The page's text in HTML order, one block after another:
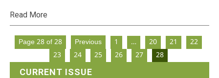
Read More
Page 28 of 28 Previous 1 … 20 21
22
23
24 25 26 27 28
CURRENT ISSUE